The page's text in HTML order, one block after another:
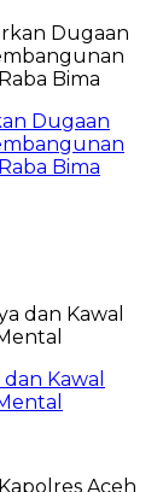
Dugaan
Bima
Kawal